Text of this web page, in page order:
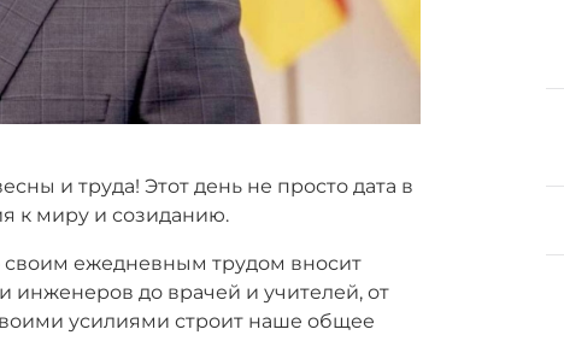
и труда! Этот день не просто дата в
к миру и созиданию.
своим ежедневным трудом вносит
инженеров до врачей и учителей, от
усилиями строит наше общее